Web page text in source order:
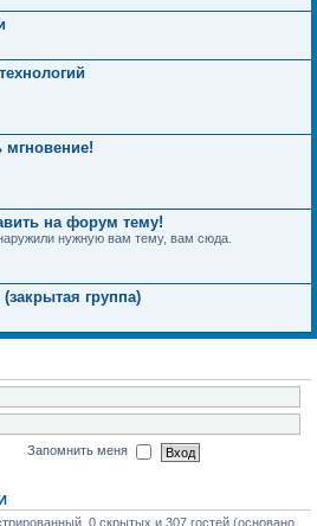
мгновение!
на форум тему!
нужную вам тему, вам сюда.
группа)
Запомнить меня
0 скрытых и 307 гостей (основано